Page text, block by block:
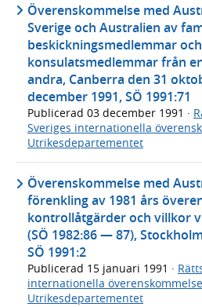
Överenskommelse med
Sverige och Australien av
beskickningsmedlemmar och
konsulatsmedlemmar från
andra, Canberra den 31
december 1991, SÖ 1991:71
Publicerad 03 december 1991 ·
Sveriges internationella
Utrikesdepartementet
Överenskommelse med
förenkling av 1981 års
kontrollåtgärder och villkor
(SÖ 1982:86 — 87),
SÖ 1991:2
Publicerad 15 januari 1991 ·
internationella
Utrikesdepartementet